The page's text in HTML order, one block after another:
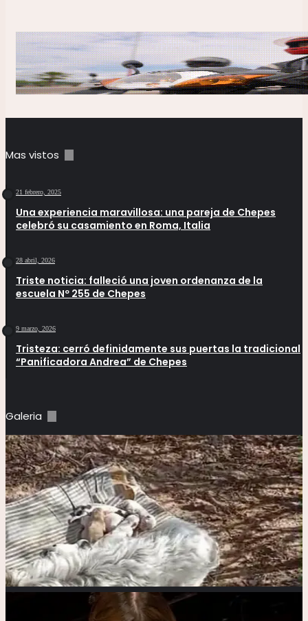
Mas vistos
21 febrero, 2025
Una experiencia maravillosa: una pareja de Chepes
celebró su casamiento en Roma, Italia
28 abril, 2026
Triste noticia: falleció una joven ordenanza de la
escuela Nº 255 de Chepes
9 marzo, 2026
Tristeza: cerró definidamente sus puertas la tradicional
“Panificadora Andrea” de Chepes
Galeria